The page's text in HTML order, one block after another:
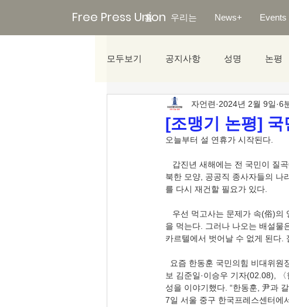
Free Press Union
홈 우리는 News+ Events
모두보기 공지사항 성명 논평
미디어리포트
[조맹기 논평] 국
자언련 2024년 2월 9일 6
오늘부터 설 연휴가 시작된다.
갑진년 새해에는 전 국민이 질
북한 모양, 공공직 종사자들의 나
를 다시 재건할 필요가 있다.
우선 먹고사는 문제가 속(俗)의
을 먹는다. 그러나 나오는 배설물
카르텔에서 벗어날 수 없게 된다.
요즘 한동훈 국민의힘 비대위원
보 김준일·이승우 기자(02.08),
성을 이야기했다. “한동훈, 尹과
7일 서울 중구 한국프레스센터에